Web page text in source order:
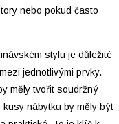
nebo pokud často
stylu je důležité
jednotlivými prvky.
měly tvořit soudržný
nábytku by měly být